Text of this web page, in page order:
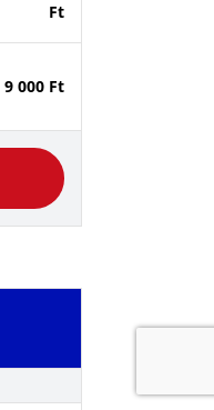
Ft
9 000 Ft